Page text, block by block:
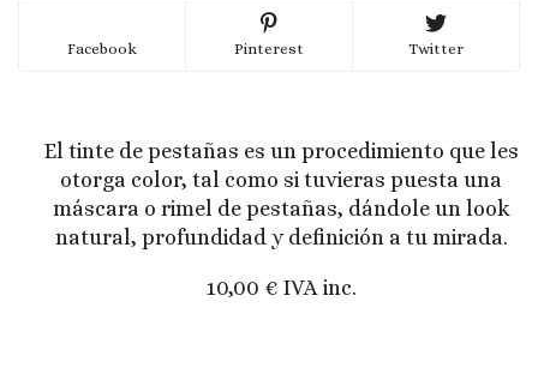
Facebook Pinterest Twitter
El tinte de pestañas es un procedimiento que les
otorga color, tal como si tuvieras puesta una
máscara o rimel de pestañas, dándole un look
natural, profundidad y definición a tu mirada.
10,00 € IVA inc.